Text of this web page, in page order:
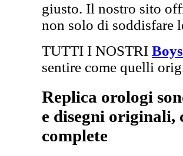
giusto. Il nostro sito
non solo di soddisfare
TUTTI I NOSTRI
sentire come quelli
Replica orologi
e disegni originali,
complete